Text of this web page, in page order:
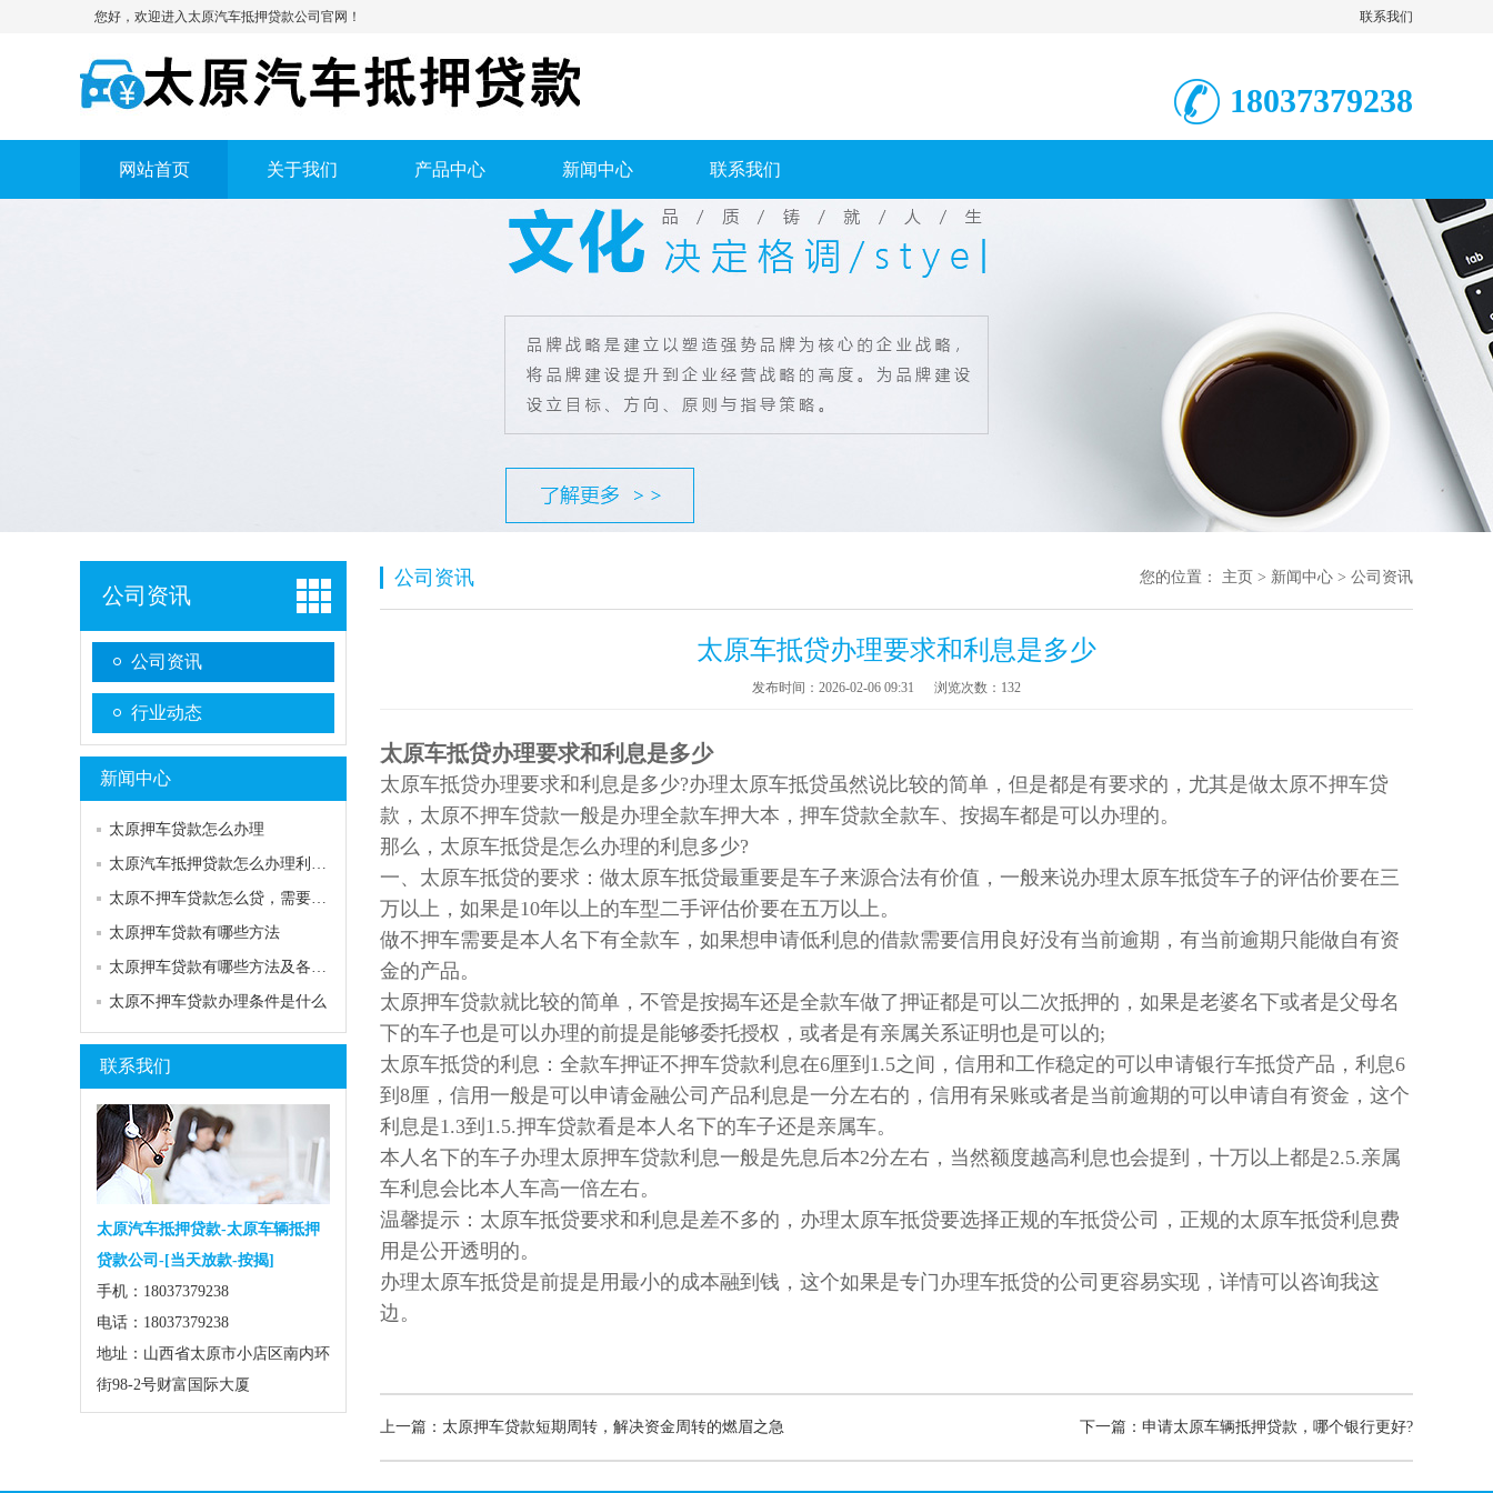
您好，欢迎进入太原汽车抵押贷款公司官网！ 联系我们
18037379238
网站首页 关于我们 产品中心 新闻中心 联系我们
公司资讯
公司资讯
行业动态
新闻中心
太原押车贷款怎么办理
太原汽车抵押贷款怎么办理利息低
太原不押车贷款怎么贷，需要什么条件?
太原押车贷款有哪些方法
太原押车贷款有哪些方法及各自的优缺点
太原不押车贷款办理条件是什么
联系我们
太原汽车抵押贷款-太原车辆抵押
贷款公司-[当天放款-按揭]
手机：18037379238
电话：18037379238
地址：山西省太原市小店区南内环
街98-2号财富国际大厦
公司资讯 您的位置： 主页 > 新闻中心 > 公司资讯
太原车抵贷办理要求和利息是多少
发布时间：2026-02-06 09:31 浏览次数： 132
太原车抵贷办理要求和利息是多少
太原车抵贷办理要求和利息是多少?办理太原车抵贷虽然说比较的简单，但是都是有要求的，尤其是做太原不押车贷
款，太原不押车贷款一般是办理全款车押大本，押车贷款全款车、按揭车都是可以办理的。
那么，太原车抵贷是怎么办理的利息多少?
一、太原车抵贷的要求：做太原车抵贷最重要是车子来源合法有价值，一般来说办理太原车抵贷车子的评估价要在三
万以上，如果是10年以上的车型二手评估价要在五万以上。
做不押车需要是本人名下有全款车，如果想申请低利息的借款需要信用良好没有当前逾期，有当前逾期只能做自有资
金的产品。
太原押车贷款就比较的简单，不管是按揭车还是全款车做了押证都是可以二次抵押的，如果是老婆名下或者是父母名
下的车子也是可以办理的前提是能够委托授权，或者是有亲属关系证明也是可以的;
太原车抵贷的利息：全款车押证不押车贷款利息在6厘到1.5之间，信用和工作稳定的可以申请银行车抵贷产品，利息6
到8厘，信用一般是可以申请金融公司产品利息是一分左右的，信用有呆账或者是当前逾期的可以申请自有资金，这个
利息是1.3到1.5.押车贷款看是本人名下的车子还是亲属车。
本人名下的车子办理太原押车贷款利息一般是先息后本2分左右，当然额度越高利息也会提到，十万以上都是2.5.亲属
车利息会比本人车高一倍左右。
温馨提示：太原车抵贷要求和利息是差不多的，办理太原车抵贷要选择正规的车抵贷公司，正规的太原车抵贷利息费
用是公开透明的。
办理太原车抵贷是前提是用最小的成本融到钱，这个如果是专门办理车抵贷的公司更容易实现，详情可以咨询我这
边。
上一篇：太原押车贷款短期周转，解决资金周转的燃眉之急 下一篇：申请太原车辆抵押贷款，哪个银行更好?